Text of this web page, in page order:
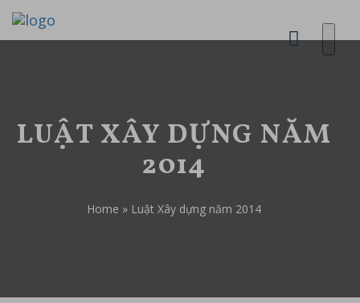
LUẬT XÂY DỰNG NĂM
2014
Home » Luật Xây dựng năm 2014